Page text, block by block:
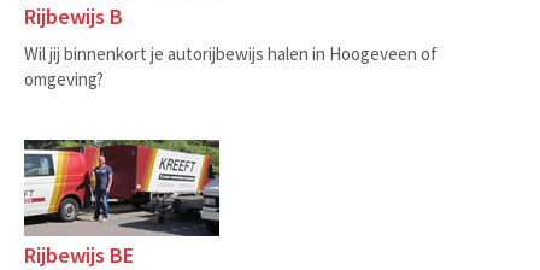
Rijbewijs B
Wil jij binnenkort je autorijbewijs halen in Hoogeveen of
omgeving?
Rijbewijs BE